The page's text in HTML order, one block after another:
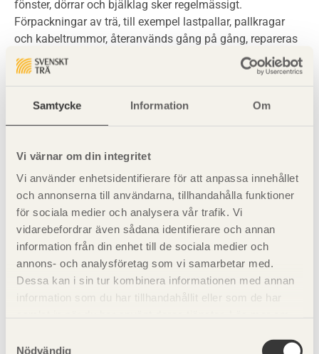
Samtycke Information Om
Vi värnar om din integritet
Vi använder enhetsidentifierare för att anpassa innehållet
och annonserna till användarna, tillhandahålla funktioner
för sociala medier och analysera vår trafik. Vi
vidarebefordrar även sådana identifierare och annan
information från din enhet till de sociala medier och
annons- och analysföretag som vi samarbetar med.
Dessa kan i sin tur kombinera informationen med annan
information som du har tillhandahållit eller som de har
Nödvändig
fönster, dörrar och bjälklag sker regelmässigt.
Förpackningar av trä, till exempel lastpallar, pallkragar
och kabeltrummor, återanvänds gång på gång, repareras
vid behov och återanvänds tills de är uttjänta. Uttjänta
träprodukter kan också flisas sönder eller sönderdelas på
spånskivor eller papper.